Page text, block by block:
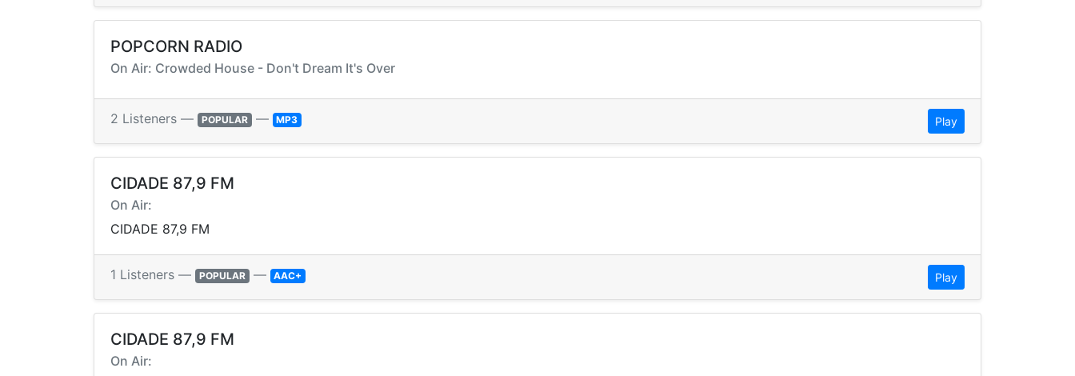
POPCORN RADIO
On Air: Crowded House - Don't Dream It's Over
2 Listeners — POPULAR — MP3 Play
CIDADE 87,9 FM
On Air:
CIDADE 87,9 FM
1 Listeners — POPULAR — AAC+ Play
CIDADE 87,9 FM
On Air: